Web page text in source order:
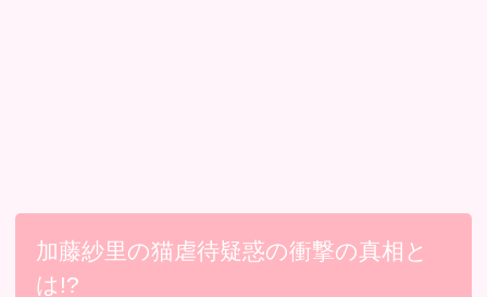
加藤紗里の猫虐待疑惑の衝撃の真相と
は!?